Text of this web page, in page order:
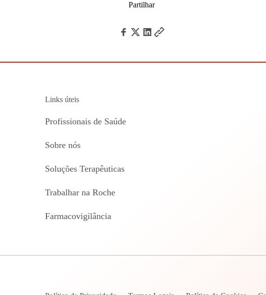
Partilhar
Links úteis
Profissionais de Saúde
Sobre nós
Soluções Terapêuticas
Trabalhar na Roche
Farmacovigilância